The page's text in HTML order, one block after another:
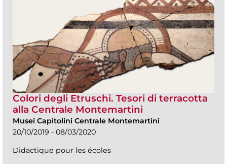
Colori degli Etruschi. Tesori di terracotta
alla Centrale Montemartini
Musei Capitolini Centrale Montemartini
20/10/2019 - 08/03/2020
Didactique pour les écoles